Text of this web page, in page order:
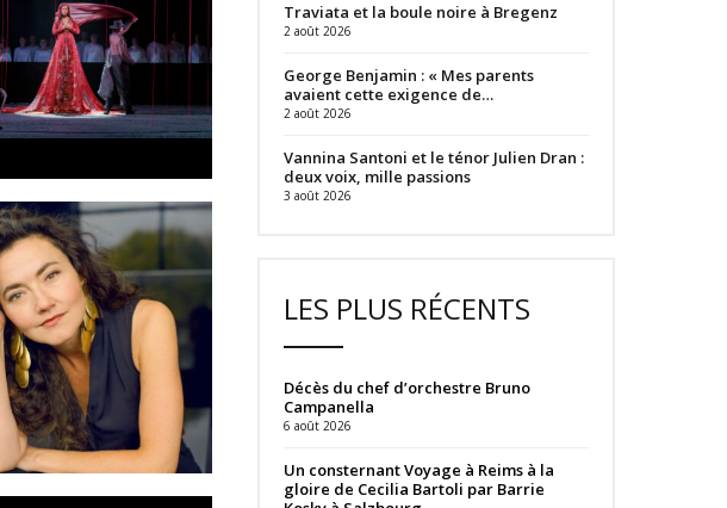
Traviata et la boule noire à Bregenz
2 août 2026
George Benjamin : « Mes parents
avaient cette exigence de…
2 août 2026
Vannina Santoni et le ténor Julien Dran :
deux voix, mille passions
3 août 2026
LES PLUS RÉCENTS
Décès du chef d’orchestre Bruno
Campanella
6 août 2026
Un consternant Voyage à Reims à la
gloire de Cecilia Bartoli par Barrie